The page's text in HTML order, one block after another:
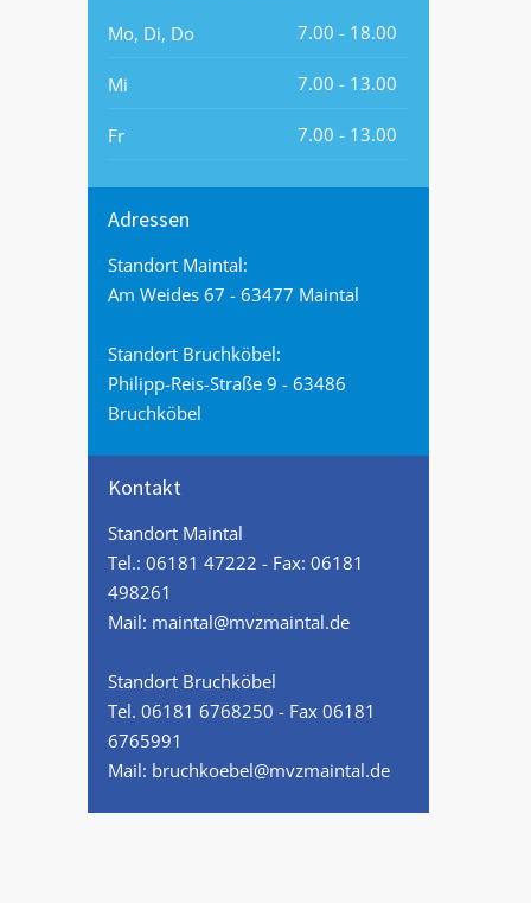
Mo, Di, Do
7.00 - 18.00
Mi 7.00 - 13.00
Fr 7.00 - 13.00
Adressen
Standort Maintal:
Am Weides 67 - 63477 Maintal
Standort Bruchköbel:
Philipp-Reis-Straße 9 - 63486
Bruchköbel
Kontakt
Standort Maintal
Tel.: 06181 47222 - Fax: 06181
498261
Mail: maintal@mvzmaintal.de
Standort Bruchköbel
Tel. 06181 6768250 - Fax 06181
6765991
Mail: bruchkoebel@mvzmaintal.de